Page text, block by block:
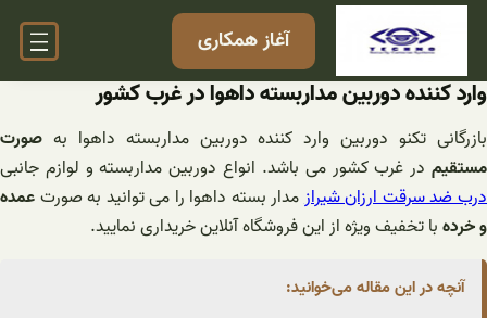
رفتن
آغاز همکاری
وارد کننده دوربین مداربسته داهوا در غرب کشور
بازرگانی تکنو دوربین وارد کننده دوربین مداربسته داهوا به صورت
مستقیم در غرب کشور می باشد. انواع دوربین مداربسته و لوازم جانبی
درب ضد سرقت ارزان شیرازمدار بسته داهوا را می توانید به صورتعمده
و خردهبا تخفیف ویژه از این فروشگاه آنلاین خریداری نمایید.
آنچه در این مقاله می‌خوانید: